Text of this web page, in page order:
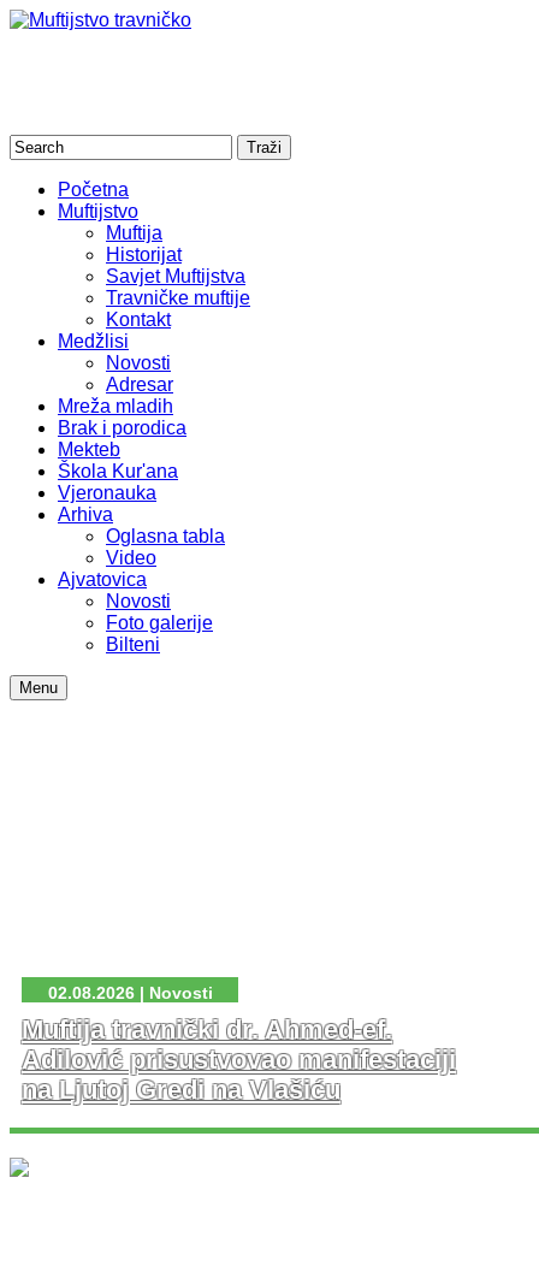
Početna
Muftijstvo
Muftija
Historijat
Savjet Muftijstva
Travničke muftije
Kontakt
Medžlisi
Novosti
Adresar
Mreža mladih
Brak i porodica
Mekteb
Škola Kur'ana
Vjeronauka
Arhiva
Oglasna tabla
Video
Ajvatovica
Novosti
Foto galerije
Bilteni
Menu
02.08.2026 | Novosti
Muftija travnički dr. Ahmed-ef.
Adilović prisustvovao manifestaciji
na Ljutoj Gredi na Vlašiću
U nedjelju, 02. 08. 2026. god. na platou Ljute Grede i
spomen obilježja Zlatni Ljiljan – general Mehmed Alagić
održana je manifestacija Dani pobjede – Dani ponosa,